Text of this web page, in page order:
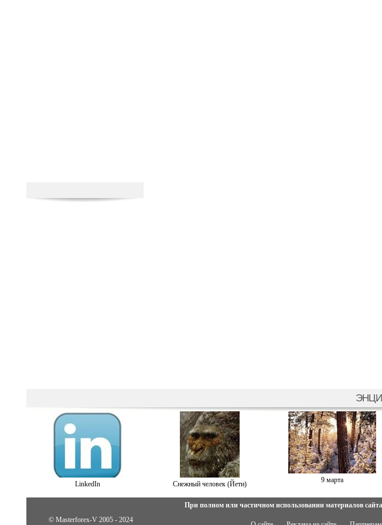
LinkedIn Снежный человек (Йети) 9 марта
При полном или частичном использовании материалов сайта
© Masterforex-V 2005 - 2024